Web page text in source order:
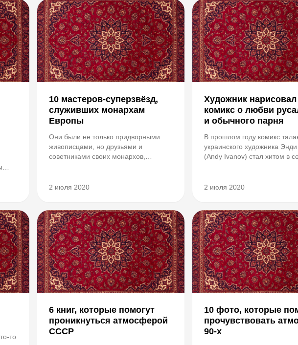
Также Бауэри позировал
—
10 мастеров-суперзвёзд,
служивших монархам
Европы
Они были не только придворными
живописцами, но друзьями и
советниками своих монархов,
Для одних служение при дворе стало
карьеры. Их це...
2 июля 2020
Художник нарисовал
комикс о любви
и обычного парня
В прошлом году комикс
украинского художника
(Andy Ivanov) стал хитом в
доказал, что настоящая
2 июля 2020
то
6 книг, которые помогут
проникнуться атмосферой
СССР
10 фото, которые
прочувствовать
90-х